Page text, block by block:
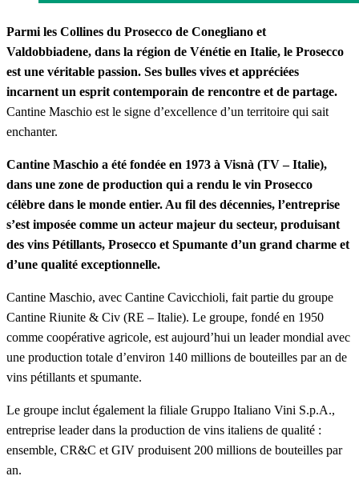
Parmi les Collines du Prosecco de Conegliano et
Valdobbiadene, dans la région de Vénétie en Italie, le Prosecco
est une véritable passion. Ses bulles vives et appréciées
incarnent un esprit contemporain de rencontre et de partage.
Cantine Maschio est le signe d’excellence d’un territoire qui sait
enchanter.
Cantine Maschio a été fondée en 1973 à Visnà (TV – Italie),
dans une zone de production qui a rendu le vin Prosecco
célèbre dans le monde entier. Au fil des décennies, l’entreprise
s’est imposée comme un acteur majeur du secteur, produisant
des vins Pétillants, Prosecco et Spumante d’un grand charme et
d’une qualité exceptionnelle.
Cantine Maschio, avec Cantine Cavicchioli, fait partie du groupe
Cantine Riunite & Civ (RE – Italie). Le groupe, fondé en 1950
comme coopérative agricole, est aujourd’hui un leader mondial avec
une production totale d’environ 140 millions de bouteilles par an de
vins pétillants et spumante.
Le groupe inclut également la filiale Gruppo Italiano Vini S.p.A.,
entreprise leader dans la production de vins italiens de qualité :
ensemble, CR&C et GIV produisent 200 millions de bouteilles par
an.